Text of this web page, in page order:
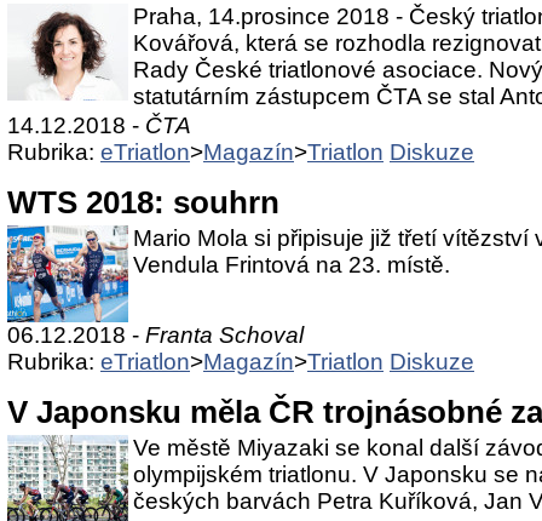
Praha, 14.prosince 2018 - Český
Kovářová, která se rozhodla
Rady České triatlonové asociace.
statutárním zástupcem ČTA se stal
14.12.2018 - ČTA
Rubrika: eTriatlon>Magazín>Triatlon Diskuze
WTS 2018: souhrn
Mario Mola si připisuje již třetí vítězství
Vendula Frintová na 23. místě.
06.12.2018 - Franta Schoval
Rubrika: eTriatlon>Magazín>Triatlon Diskuze
V Japonsku měla ČR trojnásobné
Ve městě Miyazaki se konal další
olympijském triatlonu. V Japonsku se
českých barvách Petra Kuříková, Jan